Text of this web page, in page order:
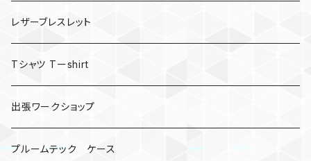
レザーブレスレット
Tシャツ Tーshirt
出張ワークショップ
プルームテック ケース